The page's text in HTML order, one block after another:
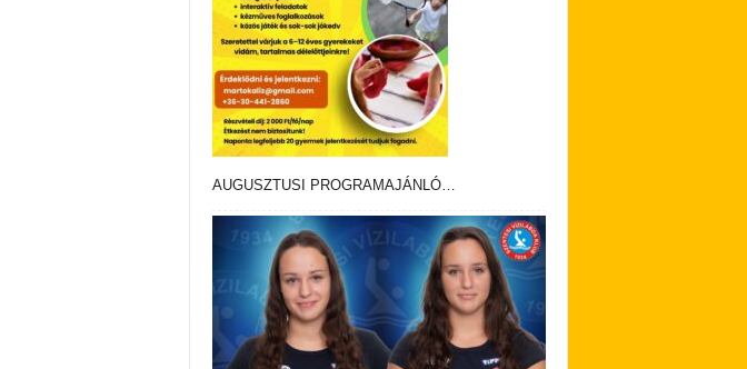
AUGUSZTUSI PROGRAMAJÁNLÓ…